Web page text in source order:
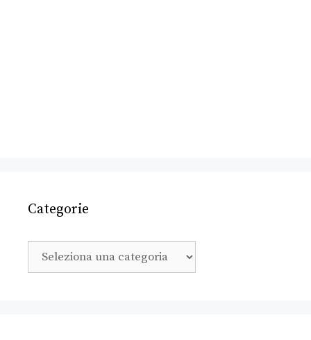
Categorie